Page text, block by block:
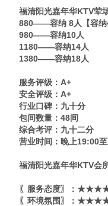
福清阳光嘉年华KTV荤
880——容纳 8人【容纳
980——容纳10人
1180——容纳14人
1380——容纳18人
服务评级：A+
安全评级：A+
行业口碑：九十分
包间数量：48间
综合考评：九十二分
营业时间：晚上19:00
福清阳光嘉年华KTV会
〖服务态度〗：
〖环境氛围〗：